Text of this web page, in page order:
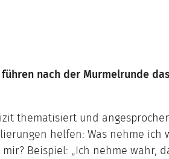
nach der Murmelrunde
thematisiert und
helfen: Was nehme ich
Beispiel: „Ich nehme wahr,